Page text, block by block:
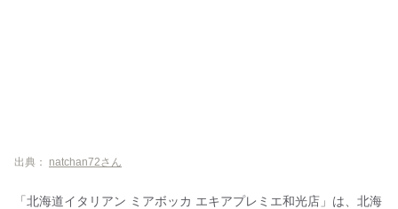
出典： natchan72さん
「北海道イタリアン ミアボッカ エキアプレミエ和光店」は、北海